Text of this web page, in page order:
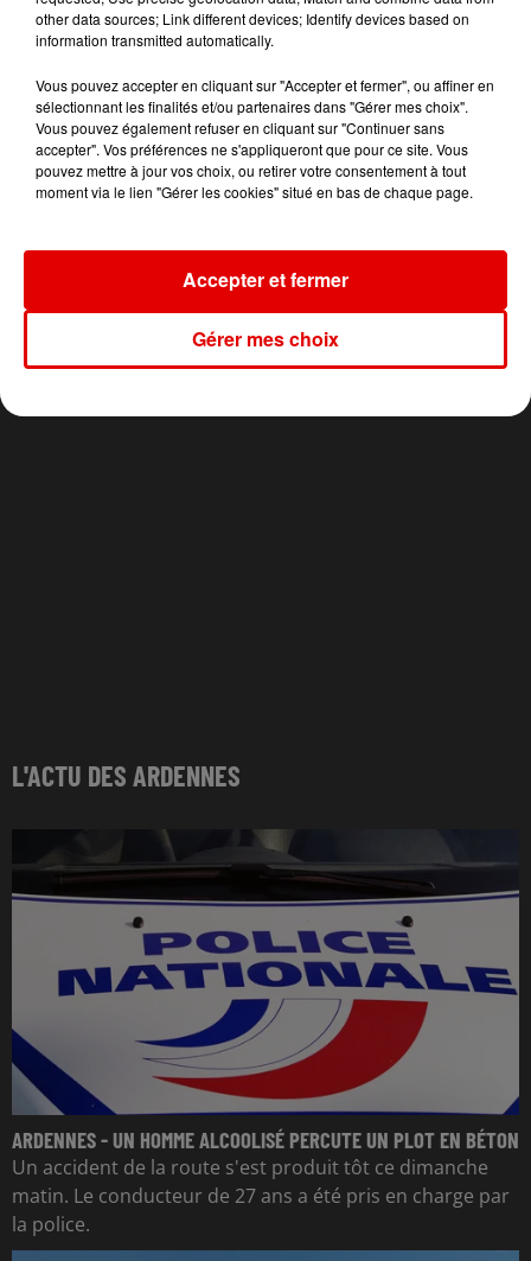
TITRES DIFFUSÉS
14h08
14h08 14h04
14h04
GUESH PATTI
14h01
14h01
Dai Dai
L'ACTU DES ARDENNES
ARDENNES - UN HOMME ALCOOLISÉ PERCUTE UN PLOT EN BÉTON
Un accident de la route s'est produit tôt ce dimanche
matin. Le conducteur de 27 ans a été pris en charge par
la police.
other data sources; Link different devices; Identify devices based on
information transmitted automatically.
Vous pouvez accepter en cliquant sur "Accepter et fermer", ou affiner en
sélectionnant les finalités et/ou partenaires dans "Gérer mes choix".
Vous pouvez également refuser en cliquant sur "Continuer sans
accepter". Vos préférences ne s'appliqueront que pour ce site. Vous
pouvez mettre à jour vos choix, ou retirer votre consentement à tout
moment via le lien "Gérer les cookies" situé en bas de chaque page.
Gérer mes choix
Accepter et fermer